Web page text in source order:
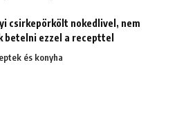
csirkepörkölt nokedlivel, nem
betelni ezzel a recepttel
és konyha